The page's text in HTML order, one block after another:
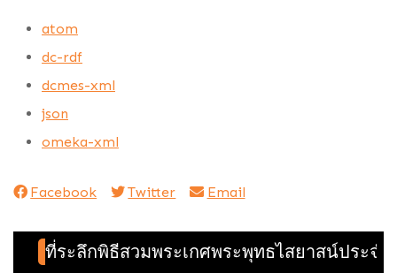
atom
dc-rdf
dcmes-xml
json
omeka-xml
Facebook Twitter Email
ที่ระลึกพิธีสวมพระเกศพระพุทธไสยาสน์ประจ